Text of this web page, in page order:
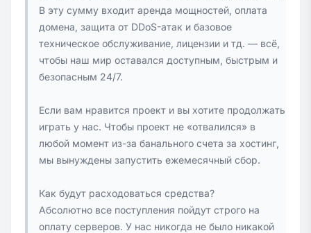
В эту сумму входит аренда мощностей, оплата
домена, защита от DDoS-атак и базовое
техническое обслуживание, лицензии и тд. — всё,
чтобы наш мир оставался доступным, быстрым и
безопасным 24/7.
Если вам нравится проект и вы хотите продолжать
играть у нас. Чтобы проект не «отвалился» в
любой момент из-за банального счета за хостинг,
мы вынуждены запустить ежемесячный сбор.
Как будут расходоваться средства?
Абсолютно все поступления пойдут строго на
оплату серверов. У нас никогда не было никакой